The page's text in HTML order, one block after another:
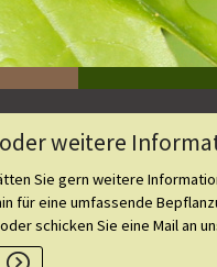
weitere
Sie gern weitere
für eine umfassende
schicken Sie eine Mail an